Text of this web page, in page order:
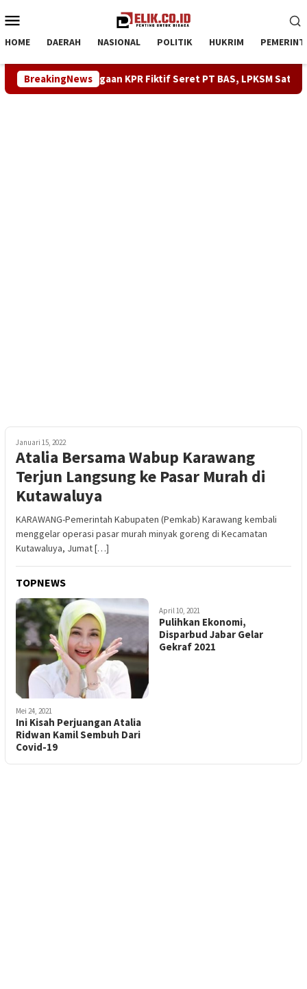
ke
Mobile
HOME DAERAH NASIONAL POLITIK HUKRIM
BreakingNews
Kasus Dugaan KPR Fiktif Seret PT BAS, LPKSM Satria Akan
Januari 15, 2022
Atalia Bersama Wabup Karawang
Terjun Langsung ke Pasar Murah di
Kutawaluya
KARAWANG-Pemerintah Kabupaten (Pemkab) Karawang kembali
menggelar operasi pasar murah minyak goreng di Kecamatan
Kutawaluya, Jumat […]
TOPNEWS
Mei 24, 2021
Ini Kisah Perjuangan Atalia
Ridwan Kamil Sembuh Dari
Covid-19
April 10, 2021
Pulihkan Ekonomi,
Disparbud Jabar Gelar
Gekraf 2021